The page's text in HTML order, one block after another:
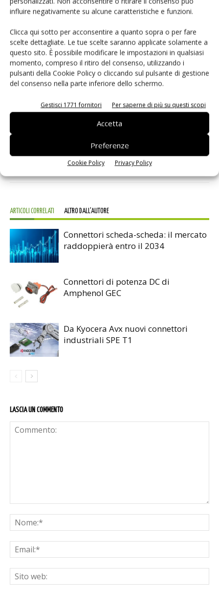
influire negativamente su alcune caratteristiche e funzioni.
Clicca qui sotto per acconsentire a quanto sopra o per fare
scelte dettagliate. Le tue scelte saranno applicate solamente a
questo sito. È possibile modificare le impostazioni in qualsiasi
momento, compreso il ritiro del consenso, utilizzando i
pulsanti della Cookie Policy o cliccando sul pulsante di gestione
del consenso nella parte inferiore dello schermo.
Gestisci 1771 fornitori Per saperne di più su questi scopi
Accetta
Preferenze
Cookie Policy Privacy Policy
2:6. È possibile scegliere la tipologia di connettore e la
sia molto ampia. Il massimo numero possibile di pin varia, a
seconda del rapporto di distribuzione, tra 8 e 18. I diametri
dei cavi vanno da 3,5 a 10 mm e la massima sezione
possibile dei conduttori è pari a 0,5 mm² (1:2) o 1 mm².
BINDER Connessione Connettori
Twitter
ARTICOLI CORRELATI ALTRO DALL'AUTORE
Connettori scheda-scheda: il mercato
raddoppierà entro il 2034
Connettori di potenza DC di
Amphenol GEC
Da Kyocera Avx nuovi connettori
industriali SPE T1
LASCIA UN COMMENTO